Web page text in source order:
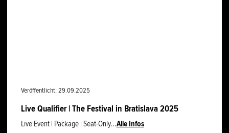
Veröffentlicht: 29.09.2025
Live Qualifier | The Festival in Bratislava 2025
Live Event | Package | Seat-Only...Alle Infos